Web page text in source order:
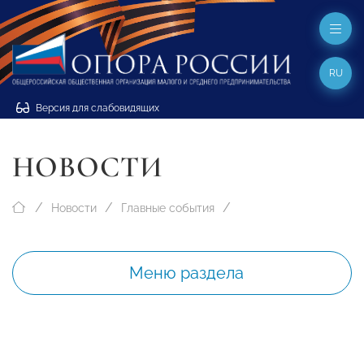
Версия для слабовидящих
RU
НОВОСТИ
Новости Главные события
Меню раздела